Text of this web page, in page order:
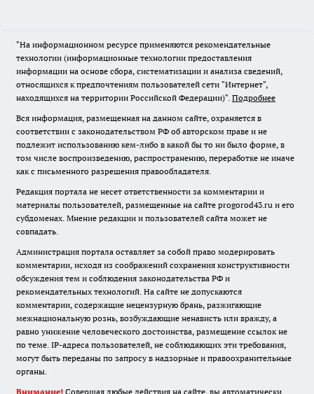
"На информационном ресурсе применяются рекомендательные
технологии (информационные технологии предоставления
информации на основе сбора, систематизации и анализа сведений,
относящихся к предпочтениям пользователей сети "Интернет",
находящихся на территории Российской Федерации)". Подробнее
Вся информация, размещенная на данном сайте, охраняется в
соответствии с законодательством РФ об авторском праве и не
подлежит использованию кем-либо в какой бы то ни было форме, в
том числе воспроизведению, распространению, переработке не иначе
как с письменного разрешения правообладателя.
Редакция портала не несет ответственности за комментарии и
материалы пользователей, размещенные на сайте progorod43.ru и его
субдоменах. Мнение редакции и пользователей сайта может не
совпадать.
Администрация портала оставляет за собой право модерировать
комментарии, исходя из соображений сохранения конструктивности
обсуждения тем и соблюдения законодательства РФ и
рекомендательных технологий. На сайте не допускаются
комментарии, содержащие нецензурную брань, разжигающие
межнациональную рознь, возбуждающие ненависть или вражду, а
равно унижение человеческого достоинства, размещение ссылок не
по теме. IP-адреса пользователей, не соблюдающих эти требования,
могут быть переданы по запросу в надзорные и правоохранительные
органы.
Внимание! Совершая любые действия на сайте, вы автоматически